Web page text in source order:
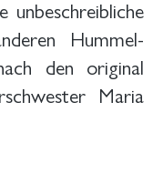
Hummel-
den original
Maria